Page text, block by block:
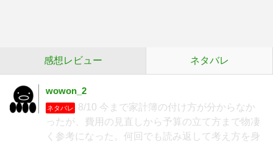
感想レビュー ネタバレ
wowon_2
ネタバレ
8/10 今まで家計簿の付け方が分からなか
ったが、費用の見直しから予算の立て方まで物凄
く参考になった。何回でも読み返して考え方を身